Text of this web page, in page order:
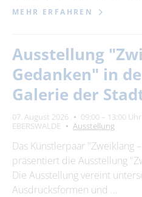
MEHR ERFAHREN
Ausstellung
Gedanken" in
Galerie der
07. August 2026 09:00 – 13:00 Uhr
EBERSWALDE
Ausstellung
Das Künstlerpaar "Zweiklang
präsentiert die Ausstellung
Die Ausstellung vereint
Ausdrucksformen und …